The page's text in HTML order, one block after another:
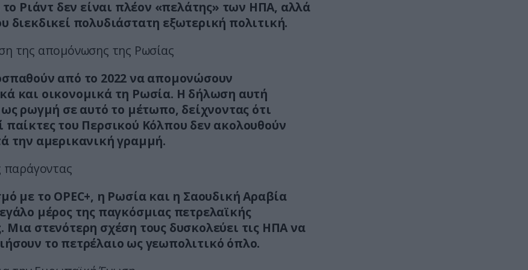
το Ριάντ δεν είναι πλέον «πελάτης» των ΗΠΑ, αλλά
διεκδικεί πολυδιάστατη εξωτερική πολιτική.
της απομόνωσης της Ρωσίας
από το 2022 να απομονώσουν
και οικονομικά τη Ρωσία. Η δήλωση αυτή
ως ρωγμή σε αυτό το μέτωπο, δείχνοντας ότι
παίκτες του Περσικού Κόλπου δεν ακολουθούν
την αμερικανική γραμμή.
παράγοντας
με το OPEC+, η Ρωσία και η Σαουδική Αραβία
μέρος της παγκόσμιας πετρελαϊκής
Μια στενότερη σχέση τους δυσκολεύει τις ΗΠΑ να
το πετρέλαιο ως γεωπολιτικό όπλο.